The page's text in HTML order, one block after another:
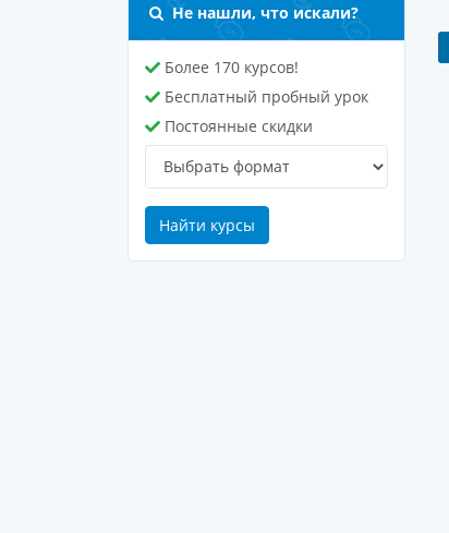
Не нашли, что искали?
Более 170 курсов!
Бесплатный пробный урок
Постоянные скидки
Найти курсы